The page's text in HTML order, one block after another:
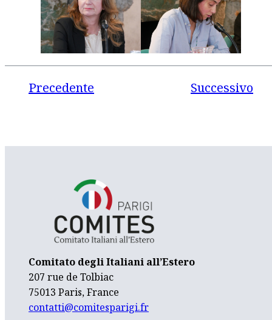
Precedente Successivo
Comitato degli Italiani all’Estero
207 rue de Tolbiac
75013 Paris, France
contatti@comitesparigi.fr